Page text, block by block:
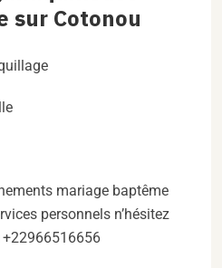
sur Cotonou
mariage baptême
personnels n’hésitez